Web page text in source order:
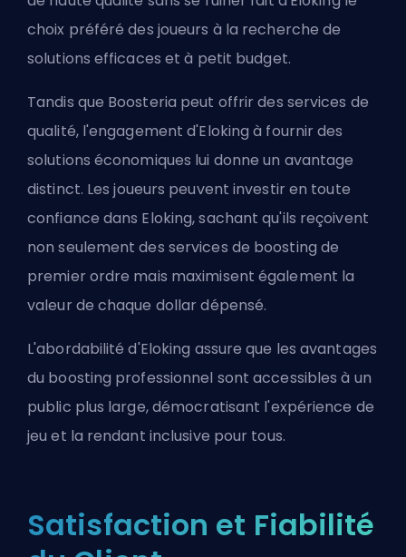
choix préféré des joueurs à la recherche de
solutions efficaces et à petit budget.
Tandis que Boosteria peut offrir des services de
qualité, l'engagement d'Eloking à fournir des
solutions économiques lui donne un avantage
distinct. Les joueurs peuvent investir en toute
confiance dans Eloking, sachant qu'ils reçoivent
non seulement des services de boosting de
premier ordre mais maximisent également la
valeur de chaque dollar dépensé.
L'abordabilité d'Eloking assure que les avantages
du boosting professionnel sont accessibles à un
public plus large, démocratisant l'expérience de
jeu et la rendant inclusive pour tous.
Satisfaction et Fiabilité